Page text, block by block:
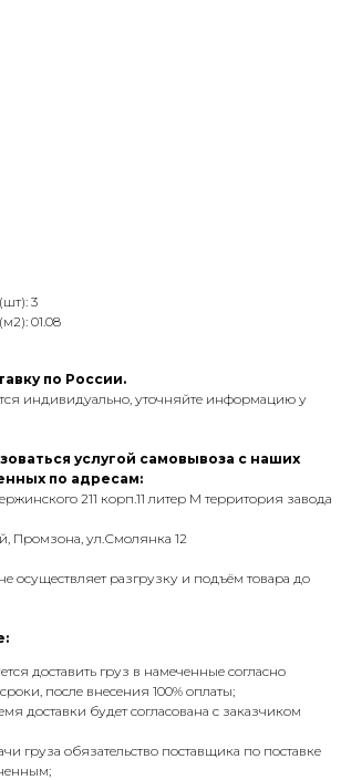
3
01.08
по России.
индивидуально, уточняйте информацию у
услугой самовывоза с наших
по адресам:
211 корп.11 литер М территория завода
Промзона, ул.Смолянка 12
осуществляет разгрузку и подъём товара до
доставить груз в намеченные согласно
после внесения 100% оплаты;
доставки будет согласована с заказчиком
груза обязательство поставщика по поставке